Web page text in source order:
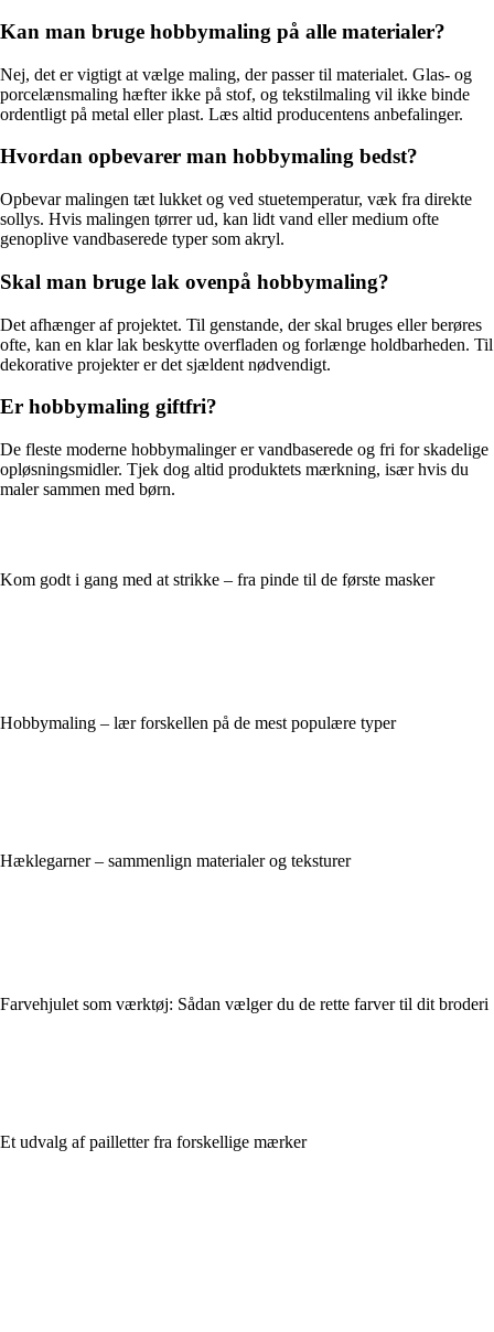
Kan man bruge hobbymaling på alle materialer?
Nej, det er vigtigt at vælge maling, der passer til materialet. Glas- og
porcelænsmaling hæfter ikke på stof, og tekstilmaling vil ikke binde
ordentligt på metal eller plast. Læs altid producentens anbefalinger.
Hvordan opbevarer man hobbymaling bedst?
Opbevar malingen tæt lukket og ved stuetemperatur, væk fra direkte
sollys. Hvis malingen tørrer ud, kan lidt vand eller medium ofte
genoplive vandbaserede typer som akryl.
Skal man bruge lak ovenpå hobbymaling?
Det afhænger af projektet. Til genstande, der skal bruges eller berøres
ofte, kan en klar lak beskytte overfladen og forlænge holdbarheden. Til
dekorative projekter er det sjældent nødvendigt.
Er hobbymaling giftfri?
De fleste moderne hobbymalinger er vandbaserede og fri for skadelige
opløsningsmidler. Tjek dog altid produktets mærkning, især hvis du
maler sammen med børn.
Kom godt i gang med at strikke – fra pinde til de første masker
Hobbymaling – lær forskellen på de mest populære typer
Hæklegarner – sammenlign materialer og teksturer
Farvehjulet som værktøj: Sådan vælger du de rette farver til dit broderi
Et udvalg af pailletter fra forskellige mærker